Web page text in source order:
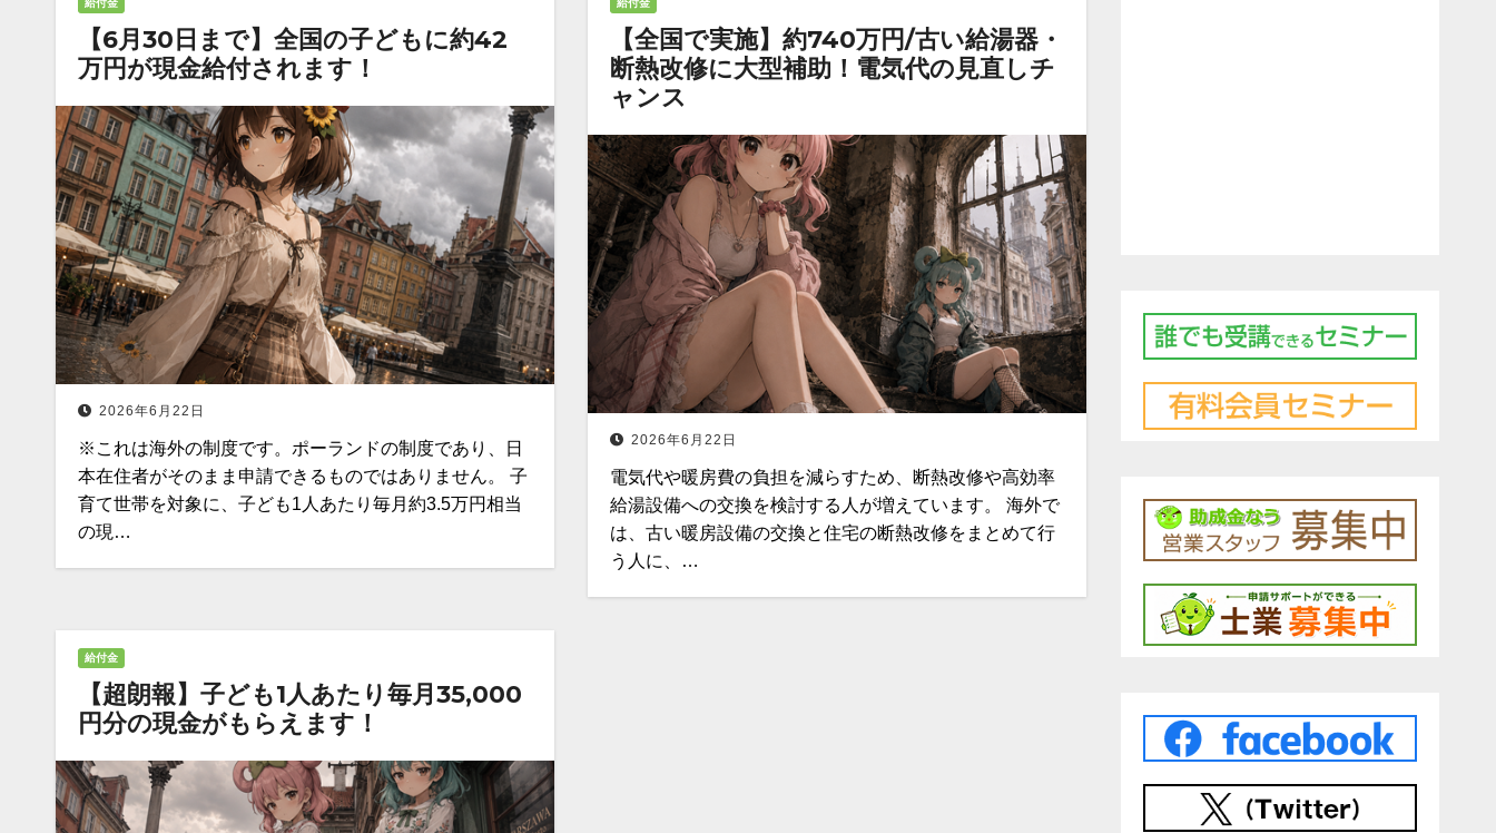
給付金
【6月30日まで】全国の子どもに約42
万円が現金給付されます！
2026年6月22日
※これは海外の制度です。ポーランドの制度であり、日
本在住者がそのまま申請できるものではありません。 子
育て世帯を対象に、子ども1人あたり毎月約3.5万円相当
の現…
給付金
【全国で実施】約740万円/古い給湯器・
断熱改修に大型補助！電気代の見直しチ
ャンス
2026年6月22日
電気代や暖房費の負担を減らすため、断熱改修や高効率
給湯設備への交換を検討する人が増えています。 海外で
は、古い暖房設備の交換と住宅の断熱改修をまとめて行
う人に、…
給付金
【超朗報】子ども1人あたり毎月35,000
円分の現金がもらえます！